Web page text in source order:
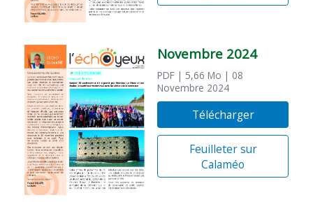
Novembre 2024
PDF | 5,66 Mo | 08
Novembre 2024
Télécharger
Feuilleter sur
Calaméo